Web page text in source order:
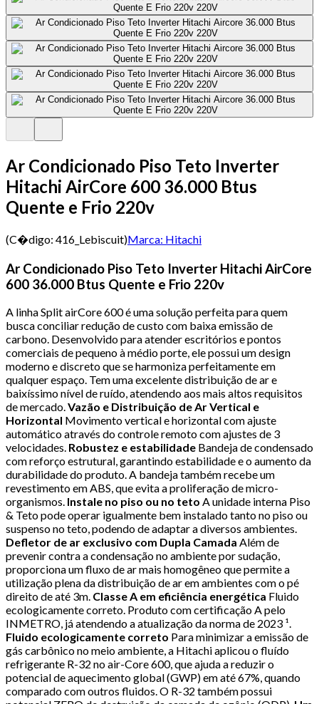
Ar Condicionado Piso Teto Inverter
Hitachi AirCore 600 36.000 Btus
Quente e Frio 220v
(C�digo: 416_Lebiscuit)Marca: Hitachi
Ar Condicionado Piso Teto Inverter Hitachi AirCore
600 36.000 Btus Quente e Frio 220v
A linha Split airCore 600 é uma solução perfeita para quem
busca conciliar redução de custo com baixa emissão de
carbono. Desenvolvido para atender escritórios e pontos
comerciais de pequeno à médio porte, ele possui um design
moderno e discreto que se harmoniza perfeitamente em
qualquer espaço. Tem uma excelente distribuição de ar e
baixíssimo nível de ruído, atendendo aos mais altos requisitos
de mercado.Vazão e Distribuição de Ar Vertical e
Horizontal Movimento vertical e horizontal com ajuste
automático através do controle remoto com ajustes de 3
velocidades. Robustez e estabilidade Bandeja de condensado
com reforço estrutural, garantindo estabilidade e o aumento da
durabilidade do produto. A bandeja também recebe um
revestimento em ABS, que evita a proliferação de micro-
organismos. Instale no piso ou no teto A unidade interna Piso
& Teto pode operar igualmente bem instalado tanto no piso ou
suspenso no teto, podendo de adaptar a diversos ambientes.
Defletor de ar exclusivo com Dupla Camada Além de
prevenir contra a condensação no ambiente por sudação,
proporciona um fluxo de ar mais homogêneo que permite a
utilização plena da distribuição de ar em ambientes com o pé
direito de até 3m. Classe A em eficiência energética Fluido
ecologicamente correto. Produto com certificação A pelo
INMETRO, já atendendo a atualização da norma de 2023 ¹.
Fluido ecologicamente correto Para minimizar a emissão de
gás carbônico no meio ambiente, a Hitachi aplicou o fluído
refrigerante R-32 no air-Core 600, que ajuda a reduzir o
potencial de aquecimento global (GWP) em até 67%, quando
comparado com outros fluidos. O R-32 também possui